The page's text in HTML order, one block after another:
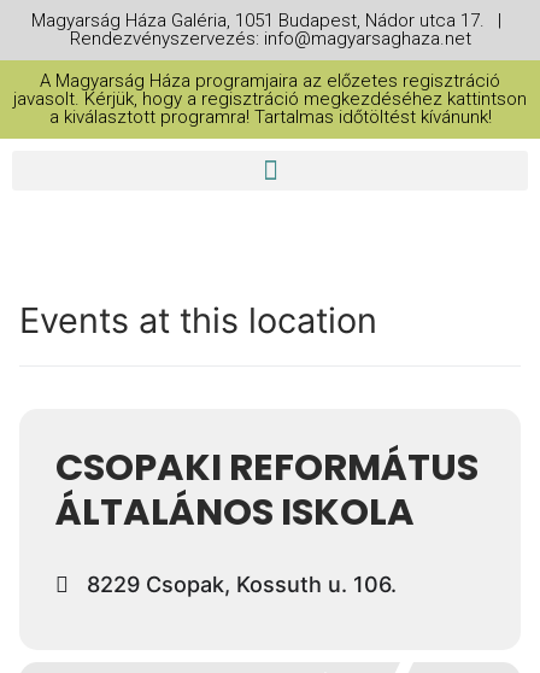
Magyarság Háza Galéria, 1051 Budapest, Nádor utca 17. |
Rendezvényszervezés: info@magyarsaghaza.net
A Magyarság Háza programjaira az előzetes regisztráció
javasolt. Kérjük, hogy a regisztráció megkezdéséhez kattintson
a kiválasztott programra! Tartalmas időtöltést kívánunk!
Events at this location
CSOPAKI REFORMÁTUS
ÁLTALÁNOS ISKOLA
8229 Csopak, Kossuth u. 106.